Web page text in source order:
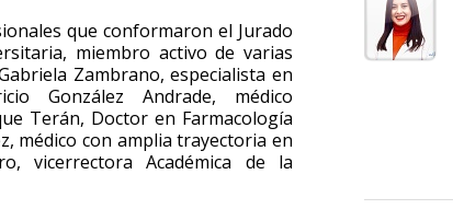
que conformaron el Jurado
miembro activo de varias
Zambrano, especialista en
González Andrade, médico
Terán, Doctor en Farmacología
médico con amplia trayectoria en
vicerrectora Académica de la